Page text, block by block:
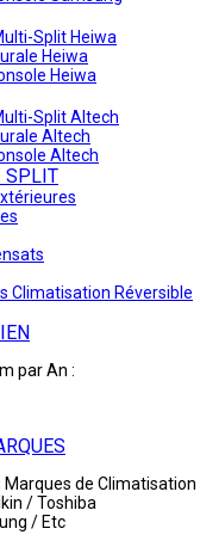
Split Heiwa
Heiwa
Heiwa
Split Altech
Altech
Altech
SPLIT
Climatisation Réversible
par An :
de Climatisation
/ Toshiba
/ Etc